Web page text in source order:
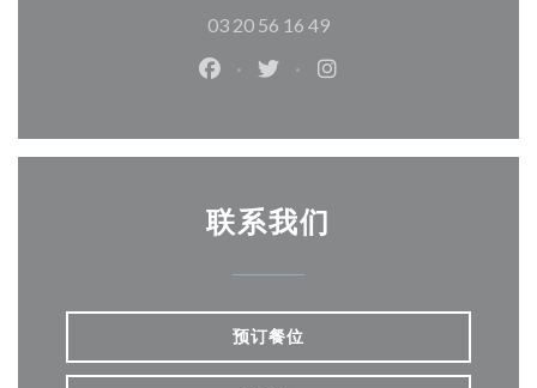
03 20 56 16 49
Facebook ((在新窗口中打开))
Twitter ((在新窗口中打开))
Instagram ((在新窗口
联系我们
预订餐位